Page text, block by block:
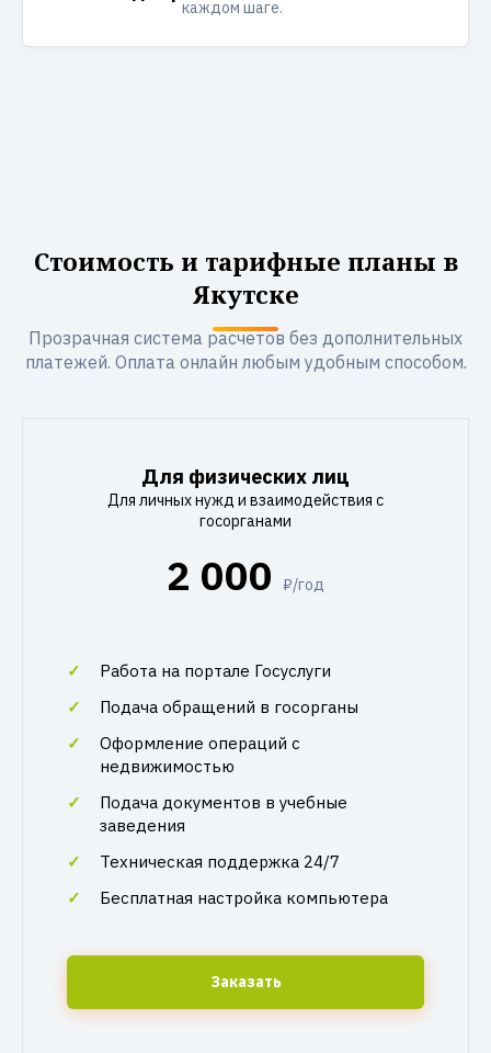
каждом шаге.
Стоимость и тарифные планы в
Якутске
Прозрачная система расчетов без дополнительных
платежей. Оплата онлайн любым удобным способом.
Для физических лиц
Для личных нужд и взаимодействия с
госорганами
2 000 ₽/год
Работа на портале Госуслуги
Подача обращений в госорганы
Оформление операций с
недвижимостью
Подача документов в учебные
заведения
Техническая поддержка 24/7
Бесплатная настройка компьютера
Заказать